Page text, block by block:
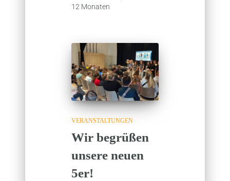
12 Monaten
VERANSTALTUNGEN
Wir begrüßen
unsere neuen
5er!